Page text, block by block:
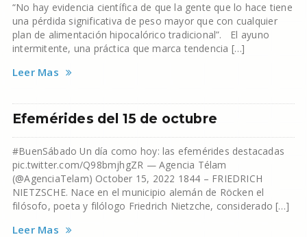
“No hay evidencia científica de que la gente que lo hace tiene
una pérdida significativa de peso mayor que con cualquier
plan de alimentación hipocalórico tradicional”. El ayuno
intermitente, una práctica que marca tendencia […]
Leer Mas
Efemérides del 15 de octubre
#BuenSábado Un día como hoy: las efemérides destacadas
pic.twitter.com/Q98bmjhgZR — Agencia Télam
(@AgenciaTelam) October 15, 2022 1844 – FRIEDRICH
NIETZSCHE. Nace en el municipio alemán de Röcken el
filósofo, poeta y filólogo Friedrich Nietzche, considerado […]
Leer Mas